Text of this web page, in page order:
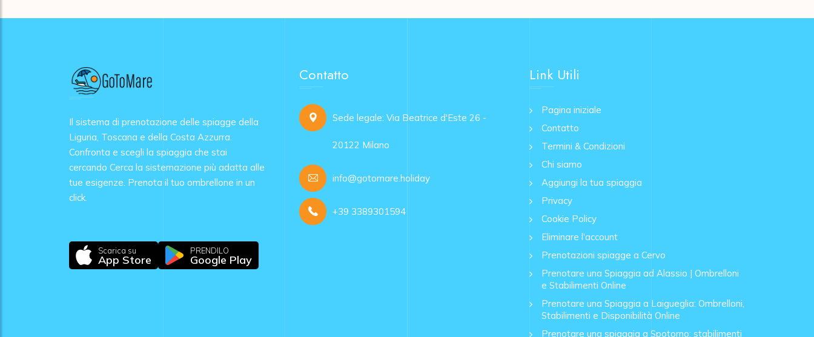
Il sistema di prenotazione delle spiagge della
Liguria, Toscana e della Costa Azzurra.
Confronta e scegli la spiaggia che stai
cercando Cerca la sistemazione più adatta alle
tue esigenze. Prenota il tuo ombrellone in un
click.
Scarica su
App Store
PRENDILO
Google Play
Contatto
Sede legale: Via Beatrice d'Este 26 -
20122 Milano
info@gotomare.holiday
+39 3389301594
Link Utili
Pagina iniziale
Contatto
Termini & Condizioni
Chi siamo
Aggiungi la tua spiaggia
Privacy
Cookie Policy
Eliminare l'account
Prenotazioni spiagge a Cervo
Prenotare una Spiaggia ad Alassio | Ombrelloni
e Stabilimenti Online
Prenotare una Spiaggia a Laigueglia: Ombrelloni,
Stabilimenti e Disponibilità Online
Prenotare una spiaggia a Spotorno: stabilimenti